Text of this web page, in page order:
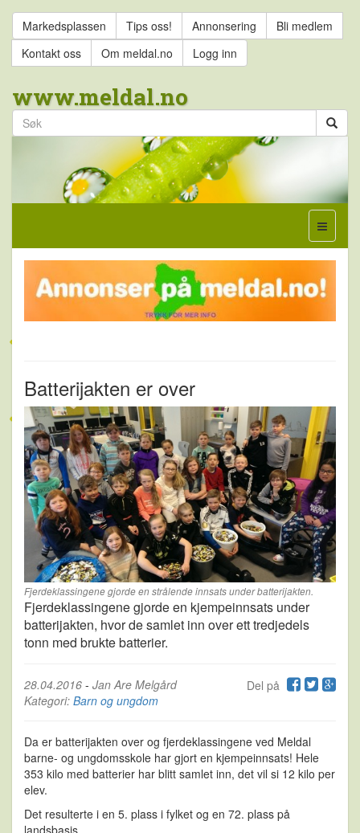
Markedsplassen Tips oss! Annonsering
Bli medlem
Kontakt oss
Om meldal.no Logg inn
www.meldal.no
Batterijakten er over
Fjerdeklassingene gjorde en strålende innsats under batterijakten.
Fjerdeklassingene gjorde en kjempeinnsats under
batterijakten, hvor de samlet inn over ett tredjedels
tonn med brukte batterier.
Del på
28.04.2016 - Jan Are Melgård
Kategori: Barn og ungdom
Da er batterijakten over og fjerdeklassingene ved Meldal
barne- og ungdomsskole har gjort en kjempeinnsats! Hele
353 kilo med batterier har blitt samlet inn, det vil si 12 kilo per
elev.
Det resulterte i en 5. plass i fylket og en 72. plass på
landsbasis.